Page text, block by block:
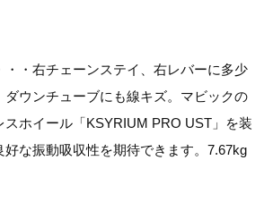
・・右チェーンステイ、右レバーに多少
ダウンチューブにも線キズ。マビックの
スホイール「KSYRIUM PRO UST」を装
な振動吸収性を期待できます。7.67kg